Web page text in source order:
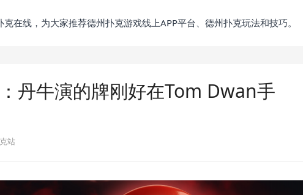
克在线，为大家推荐德州扑克游戏线上APP平台、德州扑克玩法和技巧。
丹牛演的牌刚好在Tom Dwan手
站